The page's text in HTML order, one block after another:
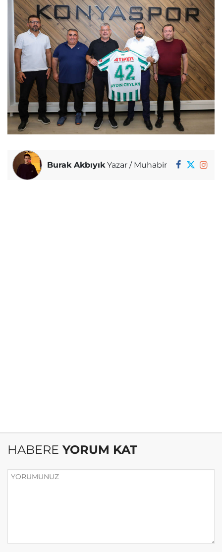
Burak AkbıyıkYazar / Muhabir
HABERE YORUM KAT